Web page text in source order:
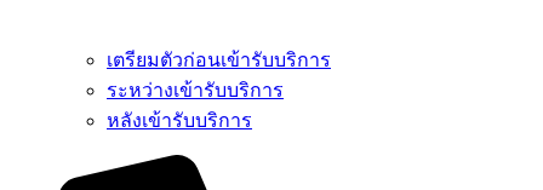
เตรียมตัวก่อนเข้ารับบริการ
ระหว่างเข้ารับบริการ
หลังเข้ารับบริการ